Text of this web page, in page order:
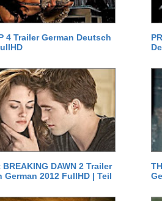
4 Trailer German Deutsch
DAWN 2 Trailer
German 2012 FullHD | Teil